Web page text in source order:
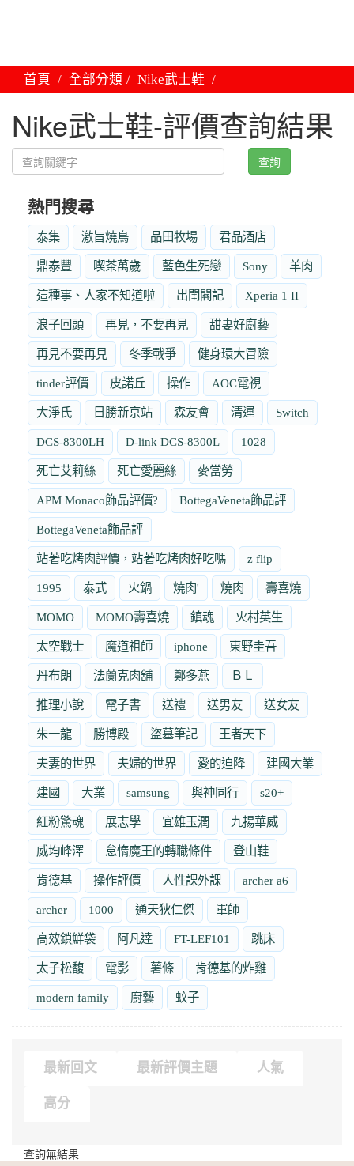
首頁 全部分類 Nike武士鞋
Nike武士鞋-評價查詢結果
查詢
熱門搜尋
泰集 激旨燒鳥 品田牧場 君品酒店
鼎泰豐 喫茶萬歲 藍色生死戀 Sony 羊肉
這種事、人家不知道啦 出閨閣記 Xperia 1 II
浪子回頭 再見，不要再見 甜妻好廚藝
再見不要再見 冬季戰爭 健身環大冒險
tinder評價 皮諾丘 操作 AOC電視
大淨氏 日勝新京站 森友會 清運 Switch
DCS-8300LH D-link DCS-8300L 1028
死亡艾莉絲 死亡愛麗絲 麥當勞
APM Monaco飾品評價? BottegaVeneta飾品評
BottegaVeneta飾品評
站著吃烤肉評價，站著吃烤肉好吃嗎 z flip
1995 泰式 火鍋 燒肉' 燒肉 壽喜燒
MOMO MOMO壽喜燒 鎮魂 火村英生
太空戰士 魔道祖師 iphone 東野圭吾
丹布朗 法蘭克肉舖 鄭多燕 ＢＬ
推理小說 電子書 送禮 送男友 送女友
朱一龍 勝博殿 盜墓筆記 王者天下
夫妻的世界 夫婦的世界 愛的迫降 建國大業
建國 大業 samsung 與神同行 s20+
紅粉驚魂 展志學 宜雄玉潤 九揚華威
威均峰澤 怠惰魔王的轉職條件 登山鞋
肯德基 操作評價 人性課外課 archer a6
archer 1000 通天狄仁傑 軍師
高效鎖鮮袋 阿凡達 FT-LEF101 跳床
太子松馥 電影 薯條 肯德基的炸雞
modern family 廚藝 蚊子
最新回文 最新評價主題 人氣
高分
查詢無結果